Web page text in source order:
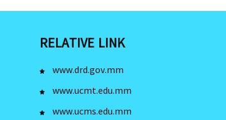
RELATIVE LINK
www.drd.gov.mm
www.ucmt.edu.mm
www.ucms.edu.mm